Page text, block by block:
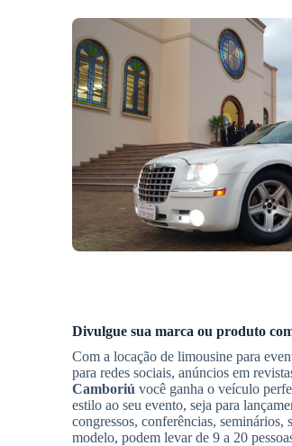
Divulgue sua marca ou produto
Com a locação de limousine para
para redes sociais, anúncios em
Camboriú você ganha o veículo
estilo ao seu evento, seja para
congressos, conferências,
modelo, podem levar de 9 a 20